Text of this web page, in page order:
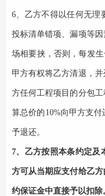
6、乙方不得以任何无理
投标清单错项、漏项等
场相要挟，否则，每发
甲方有权将乙方清退，
方任何工程项目的分包
算总价的10%向甲方支
予退还。
7、乙方按照本条约定及
方可从当期应支付给乙
约保证金中直接予以扣除